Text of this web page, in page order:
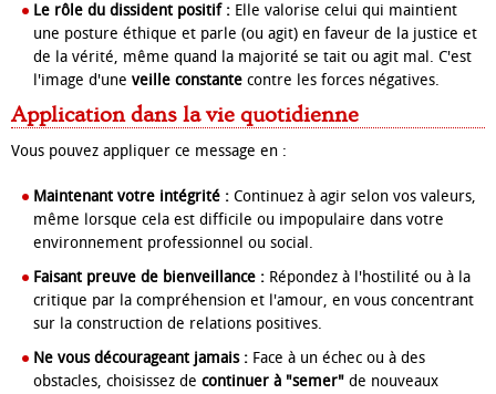
Le rôle du dissident positif : Elle valorise celui qui maintient
une posture éthique et parle (ou agit) en faveur de la justice et
de la vérité, même quand la majorité se tait ou agit mal. C'est
l'image d'une veille constante contre les forces négatives.
Application dans la vie quotidienne
Vous pouvez appliquer ce message en :
Maintenant votre intégrité : Continuez à agir selon vos valeurs,
même lorsque cela est difficile ou impopulaire dans votre
environnement professionnel ou social.
Faisant preuve de bienveillance : Répondez à l'hostilité ou à la
critique par la compréhension et l'amour, en vous concentrant
sur la construction de relations positives.
Ne vous décourageant jamais : Face à un échec ou à des
obstacles, choisissez de continuer à "semer" de nouveaux